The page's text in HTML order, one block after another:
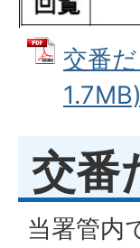
交番
1.7MB)
交番
当署管内